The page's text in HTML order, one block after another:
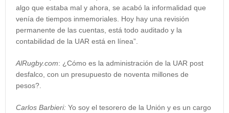
algo que estaba mal y ahora, se acabó la informalidad que
venía de tiempos inmemoriales. Hoy hay una revisión
permanente de las cuentas, está todo auditado y la
contabilidad de la UAR está en línea”.
AlRugby.com: ¿Cómo es la administración de la UAR post
desfalco, con un presupuesto de noventa millones de
pesos?.
Carlos Barbieri: Yo soy el tesorero de la Unión y es un cargo